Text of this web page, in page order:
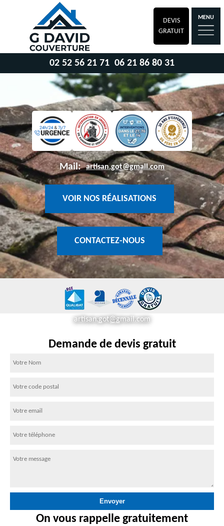
DEVIS
GRATUIT
MENU
02 52 56 21 71 06 21 86 80 31
Mail: artisan.got@gmail.com
VOIR NOS RÉALISATIONS
CONTACTEZ-NOUS
artisan.got@gmail.com
Demande de devis gratuit
On vous rappelle gratuitement